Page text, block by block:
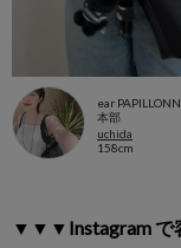
ear
本部
uchida
158cm
▼▼▼Instagram で